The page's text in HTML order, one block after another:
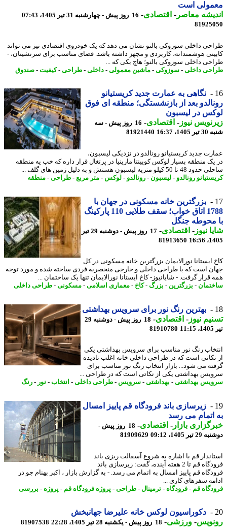
است
معاصر-اقتصادی-16 روز پیش - چهارشنبه 31 تیر 1405، 07:43
داخلی سوزوکی بالنو نشان می دهد که یک خودروی اقتصادی نیز می تواند
هوشمندانه، کاربردی و مجهز داشته باشد. فضای مناسب برای سرنشینان، -
داخلی سوزوکی بالنو؛ هاچ بکی که ...
داخلی -سوزوکی -ماشین معمولی-داخلی -طراحی -کیفیت-صندوق
نگاهی به عمارت جدید کریستیانو
بعد از بازنشستگی؛ منطقه ای فوق
در لیسبون
نیوز-اقتصادی-
16 روز پیش - سه
16:37
81921440
جدید کریستیانو رونالدو در نزدیکی لیسبون،
منطقه بسیار لوکس کویینتا مارینیا در پرتغال قرار داره که خب یه منطقه
کیلو متریه لیسبون هستش و به دلیل زمین های گلف ...
رونالدو-لیسبون-رونالدو-لوکس-متر مربع- طراحی -منطقه
بزرگترین خانه مسکونی در جهان با
1788 اتاق خواب؛ سقف طلایی 110 پارکینگ
محوطه جنگل
نیوز-اقتصادی-
17 روز پیش - دوشنبه 29 تیر
81913650
ایستانا نورالایمان بزرگترین خانه مسکونی در کل
است که با طراحی داخلی و خارجی منحصربه فردی ساخته شده و مورد توجه
قرار گرفت. - شایانیوز- کاخ ایستانا نورالایمان تنها یک ساختمان ...
-بزرگترین- بزرگ- کاخ-معماری اسلامی-مسکونی-طراحی داخلی
بهترین رنگ نور برای سرویس بهداشتی
نیوز-اقتصادی-
18 روز پیش - دوشنبه 29
81910780
رنگ نور مناسب برای سرویس بهداشتی یکی
است که در طراحی داخلی خانه اغلب نادیده
می شود... بازار انتخاب رنگ نور مناسب برای
بهداشتی یکی از نکاتی است که در طراحی ...
بهداشتی-بهداشتی-سرویس-طراحی داخلی -انتخاب-نور -رنگ
زیرسازی باند فرودگاه قم پاییز امسال
اتمام می رسد
بازار- اقتصادی-
18 روز پیش -
1405، 09:12
81909629
قم با اشاره به شروع آسفالت ریزی باند
فرودگاه قم تا 2 هفته آینده، گفت: زیرسازی باند
قم پاییز امسال به اتمام می رسد. - به گزارش بازار ، اکبر بهنام جو در
سفرهای کاری ...
قم-فرودگاه-ترمینال-طراحی -پروژه فرودگاه قم-پروژه-بررسی
دکوراسیون لوکس خانه علیرضا جهانبخش
-ورزشی-18 روز پیش - یکشنبه 28 تیر 1405، 22:28 81907538